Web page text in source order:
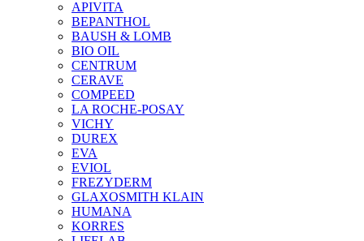
APIVITA
BEPANTHOL
BAUSH & LOMB
BIO OIL
CENTRUM
CERAVE
COMPEED
LA ROCHE-POSAY
VICHY
DUREX
EVA
EVIOL
FREZYDERM
GLAXOSMITH KLAIN
HUMANA
KORRES